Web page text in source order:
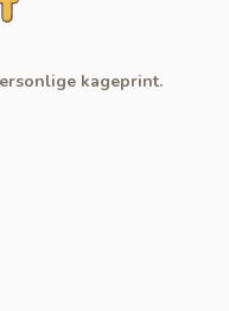
kageprint.